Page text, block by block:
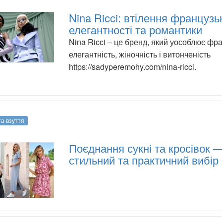
Nina Ricci: втілення
елегантності та романтики
Nina Ricci – це бренд, який уособлює
елегантність, жіночність і витонченість
https://sadyperemohy.com/nina-ricci.
взуття
Поєднання сукні та кросівок
стильний та практичний вибір